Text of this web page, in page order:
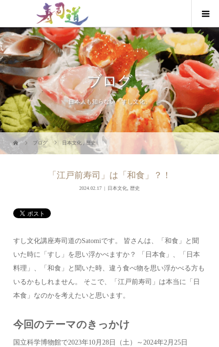
ブログ
日本人も知らない「すし文化」
ブログ 日本文化 , 歴史
「江戸前寿司」は「和食」？！
2024.02.17 日本文化, 歴史
すし文化講座寿司道のSatomiです。 皆さんは、「和食」と聞
いた時に「すし」を思い浮かべますか？ 「日本食」、「日本
料理」、「和食」と聞いた時、違う食べ物を思い浮かべる方も
いるかもしれません。 そこで、「江戸前寿司」は本当に「日
本食」なのかを考えたいと思います。
今回のテーマのきっかけ
国立科学博物館で2023年10月28日（土）～2024年2月25日